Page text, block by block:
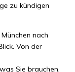
zu kündigen
nach
Von der
Sie brauchen,